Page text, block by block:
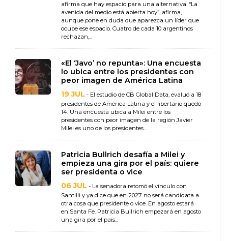
afirma que hay espacio para una alternativa. “La
avenida del medio está abierta hoy”, afirma,
aunque pone en duda que aparezca un líder que
ocupe ese espacio. Cuatro de cada 10 argentinos
rechazan,...
«El ‘Javo’ no repunta»: Una encuesta
lo ubica entre los presidentes con
peor imagen de América Latina
19 JUL - El estudio de CB Global Data, evaluó a 18
presidentes de América Latina y el libertario quedó
14. Una encuesta ubica a Milei entre los
presidentes con peor imagen de la región Javier
Milei es uno de los presidentes...
Patricia Bullrich desafía a Milei y
empieza una gira por el país: quiere
ser presidenta o vice
06 JUL - La senadora retomó el vínculo con
Santilli y ya dice que en 2027 no será candidata a
otra cosa que presidente o vice. En agosto estará
en Santa Fe. Patricia Bullrich empezará en agosto
una gira por el país...